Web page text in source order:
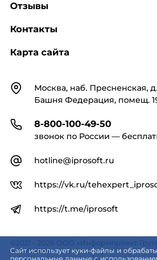
Сайт использует куки-файлы и
КонтактыМосква, наб. Пресненская, д.
Башня Федерация, помещ.
8-800-100-49-50
звонок по России —
hotline@iprosoft.ru
https://vk.ru/
https://t.me/iprosoft
Отзывы
Контакты
Карта сайта
©2021 - 2026 ООО «Информпроект
защищены.